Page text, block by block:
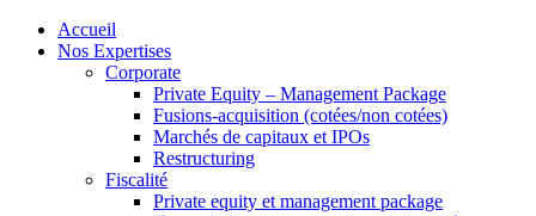
Accueil
Nos Expertises
Corporate
Private Equity – Management Package
Fusions-acquisition (cotées/non cotées)
Marchés de capitaux et IPOs
Restructuring
Fiscalité
Private equity et management package